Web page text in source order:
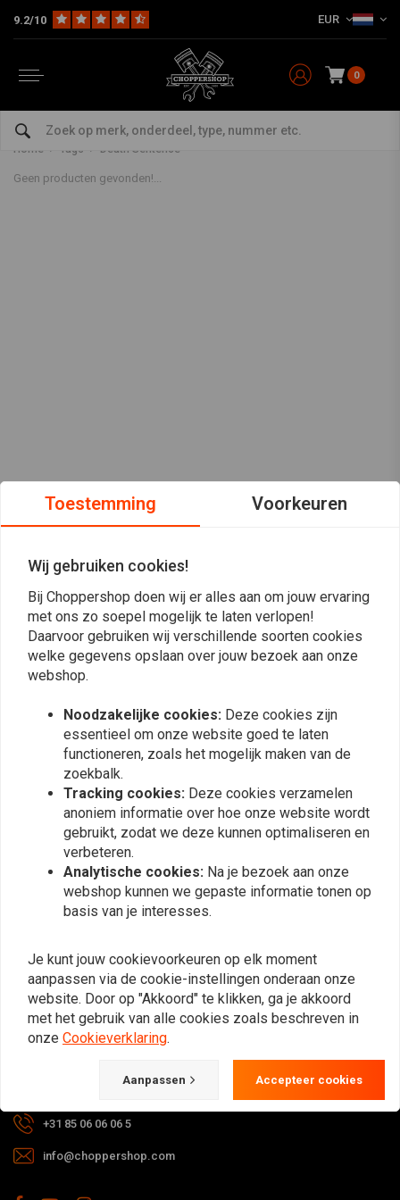
9.2/10 EUR
0
Producten getagd met Death
Sentence
Home Tags Death Sentence
Geen producten gevonden!...
Op de hoogte blijven?
Abonneer
levertijden, retouren & reparaties of
algemene informatie kun je altijd op
één van de onderstaande manieren
Gotenburgweg 46a, 9723 TM Groningen (The Netherlands)
+31 85 06 06 06 5
info@choppershop.com
Toestemming Voorkeuren
Wij gebruiken cookies!
Bij Choppershop doen wij er alles aan om jouw ervaring
met ons zo soepel mogelijk te laten verlopen!
Daarvoor gebruiken wij verschillende soorten cookies
welke gegevens opslaan over jouw bezoek aan onze
webshop.
Noodzakelijke cookies: Deze cookies zijn
essentieel om onze website goed te laten
functioneren, zoals het mogelijk maken van de
zoekbalk.
Tracking cookies: Deze cookies verzamelen
anoniem informatie over hoe onze website wordt
gebruikt, zodat we deze kunnen optimaliseren en
verbeteren.
Analytische cookies: Na je bezoek aan onze
webshop kunnen we gepaste informatie tonen op
basis van je interesses.
Je kunt jouw cookievoorkeuren op elk moment
aanpassen via de cookie-instellingen onderaan onze
website. Door op "Akkoord" te klikken, ga je akkoord
met het gebruik van alle cookies zoals beschreven in
onze Cookieverklaring.
Aanpassen Accepteer cookies